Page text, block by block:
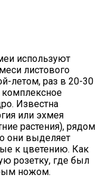
используют
листового
летом, раз в 20-30
Известна
или эхмея
растения), рядом
они выделяет
к цветению. Как
розетку, где был
ножом.